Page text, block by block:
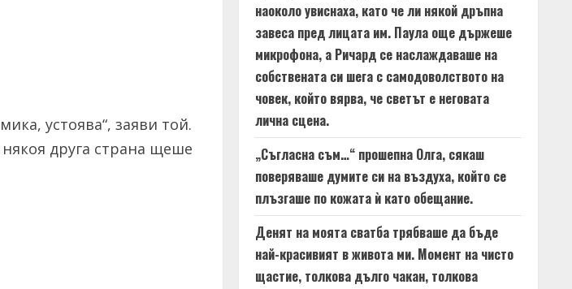
устоява“, заяви той.
друга страна щеше
наоколо увиснаха, като че ли някой дръпна
завеса пред лицата им. Паула още държеше
микрофона, а Ричард се наслаждаваше на
собствената си шега с самодоволството на
човек, който вярва, че светът е неговата
лична сцена.
„Съгласна съм…“ прошепна Олга, сякаш
поверяваше думите си на въздуха, който се
плъзгаше по кожата ѝ като обещание.
Денят на моята сватба трябваше да бъде
най-красивият в живота ми. Момент на чисто
щастие, толкова дълго чакан, толкова